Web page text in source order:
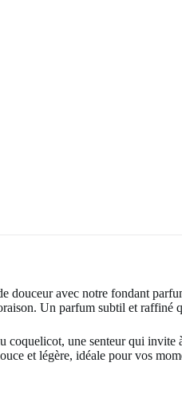
douceur avec notre fondant
Un parfum subtil et raffiné
coquelicot, une senteur qui
et légère, idéale pour vos